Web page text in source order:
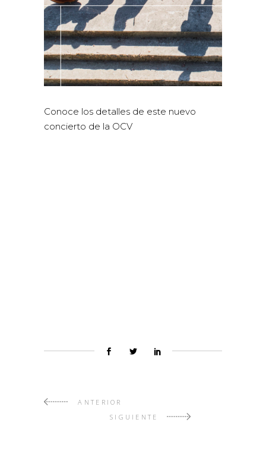
Conoce los detalles de este nuevo
concierto de la OCV
ANTERIOR
SIGUIENTE